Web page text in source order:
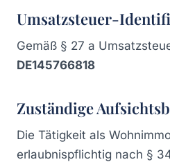
Umsatzsteuer-
Gemäß § 27 a
DE145766818
Zuständige
Die Tätigkeit als
erlaubnispflichtig nach §